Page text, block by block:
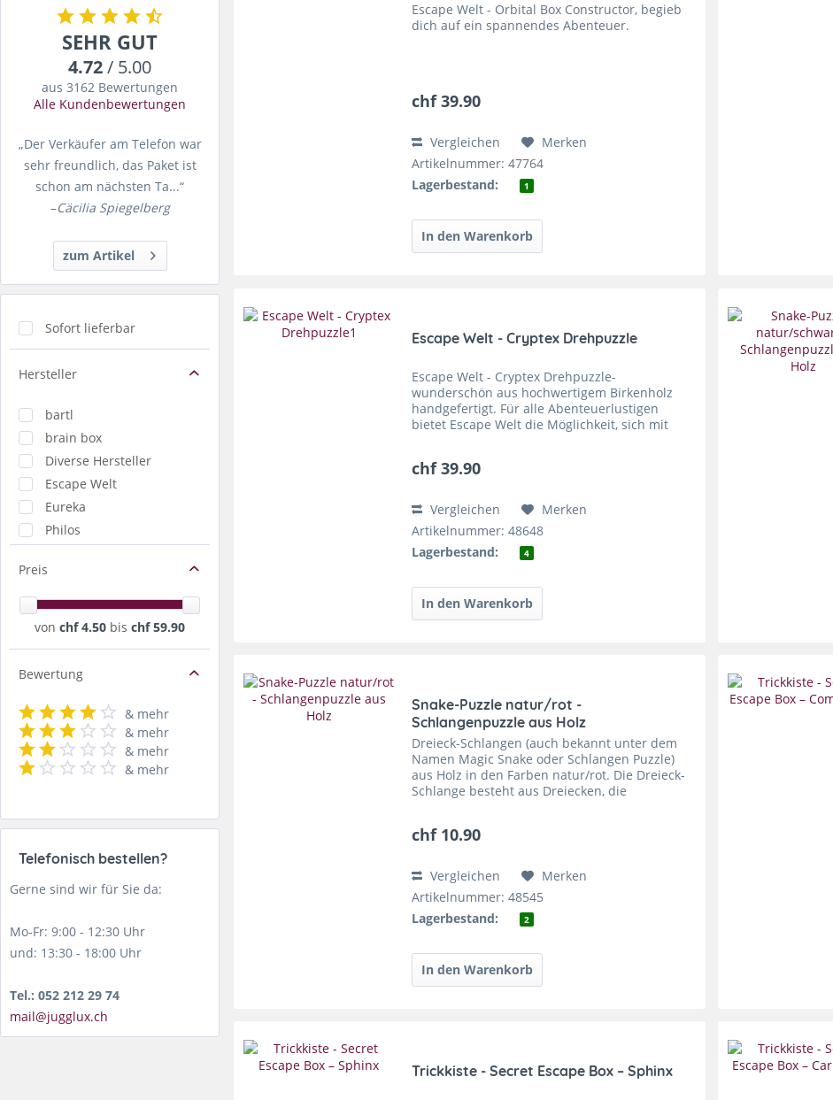
SEHR GUT
4.72/ 5.00
aus 3162 Bewertungen
Alle Kundenbewertungen
„Der Verkäufer am Telefon war
sehr freundlich, das Paket ist
schon am nächsten Ta...“
–Cäcilia Spiegelberg
zum Artikel
Sofort lieferbar
Hersteller
bartl
brain box
Diverse Hersteller
Escape Welt
Eureka
Philos
WEISS
Preis
von chf 4.50 bis chf 59.90
Bewertung
& mehr
& mehr
& mehr
& mehr
Telefonisch bestellen?
Gerne sind wir für Sie da:
Mo-Fr: 9:00 - 12:30 Uhr
und: 13:30 - 18:00 Uhr
Tel.: 052 212 29 74
mail@jugglux.ch
Escape Welt - Orbital Box Constructor, begieb
dich auf ein spannendes Abenteuer.
chf 39.90
Vergleichen
Merken
Artikelnummer: 47764
Lagerbestand:
1
Escape Welt - Cryptex Drehpuzzle
Escape Welt - Cryptex Drehpuzzle-
wunderschön aus hochwertigem Birkenholz
handgefertigt. Für alle Abenteuerlustigen
bietet Escape Welt die Möglichkeit, sich mit
chf 39.90
Vergleichen
Merken
Artikelnummer: 48648
Lagerbestand:
4
Snake-Puzzle natur/rot -
Schlangenpuzzle aus Holz
Dreieck-Schlangen (auch bekannt unter dem
Namen Magic Snake oder Schlangen Puzzle)
aus Holz in den Farben natur/rot. Die Dreieck-
Schlange besteht aus Dreiecken, die
chf 10.90
Vergleichen
Merken
Artikelnummer: 48545
Lagerbestand:
2
Trickkiste - Secret Escape Box – Sphinx